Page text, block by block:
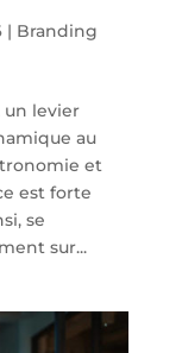
| Branding
un levier
au
et
est forte
se
sur...